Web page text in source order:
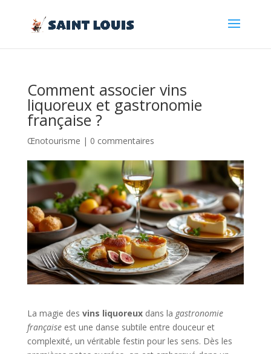
Comment associer vins
liquoreux et gastronomie
française ?
Œnotourisme | 0 commentaires
La magie des vins liquoreuxdans la gastronomie
françaiseest une danse subtile entre douceur et
complexité, un véritable festin pour les sens. Dès les